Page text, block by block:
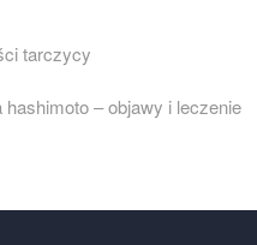
tarczycy
hashimoto – objawy i leczenie